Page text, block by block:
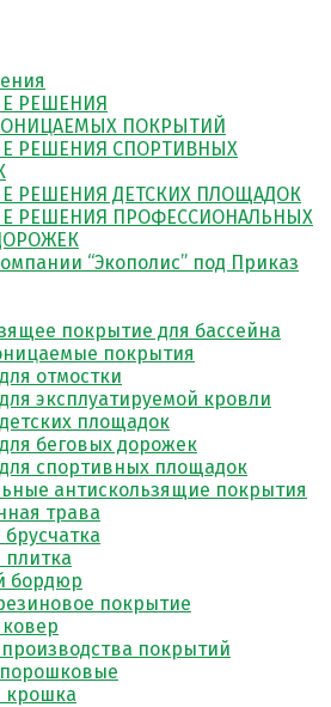
РЕШЕНИЯ
ПОКРЫТИЙ
РЕШЕНИЯ СПОРТИВНЫХ
РЕШЕНИЯ ДЕТСКИХ ПЛОЩАДОК
РЕШЕНИЯ ПРОФЕССИОНАЛЬНЫХ
“Экополис” под Приказ
покрытие для бассейна
покрытия
отмостки
эксплуатируемой кровли
площадок
беговых дорожек
спортивных площадок
антискользящие покрытия
трава
плитка
бордюр
покрытие
покрытий
крошка